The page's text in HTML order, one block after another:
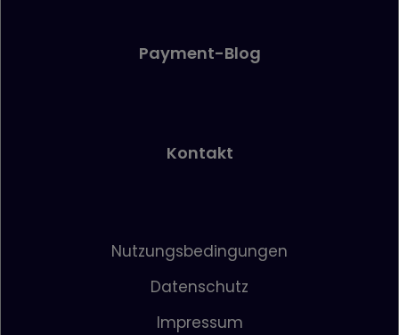
Payment-Blog
Kontakt
Nutzungsbedingungen
Datenschutz
Impressum